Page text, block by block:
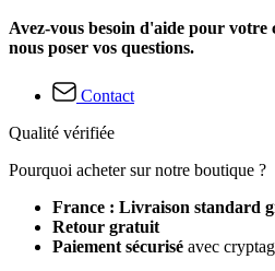
Avez-vous besoin d'aide pour votre
nous poser vos questions.
Contact
Qualité vérifiée
Pourquoi acheter sur notre boutique ?
France : Livraison standard
Retour gratuit
Paiement sécurisé avec